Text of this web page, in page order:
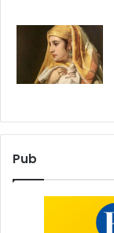
Pub